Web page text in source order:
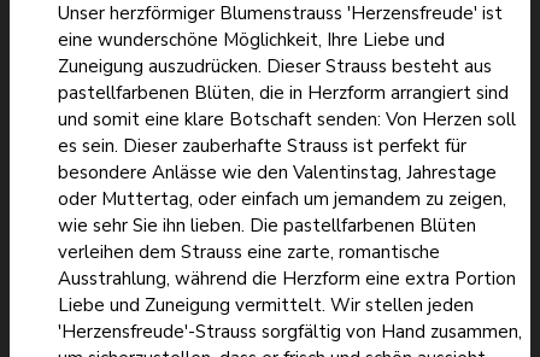
Unser herzförmiger Blumenstrauss 'Herzensfreude' ist
eine wunderschöne Möglichkeit, Ihre Liebe und
Zuneigung auszudrücken. Dieser Strauss besteht aus
pastellfarbenen Blüten, die in Herzform arrangiert sind
und somit eine klare Botschaft senden: Von Herzen soll
es sein. Dieser zauberhafte Strauss ist perfekt für
besondere Anlässe wie den Valentinstag, Jahrestage
oder Muttertag, oder einfach um jemandem zu zeigen,
wie sehr Sie ihn lieben. Die pastellfarbenen Blüten
verleihen dem Strauss eine zarte, romantische
Ausstrahlung, während die Herzform eine extra Portion
Liebe und Zuneigung vermittelt. Wir stellen jeden
'Herzensfreude'-Strauss sorgfältig von Hand zusammen,